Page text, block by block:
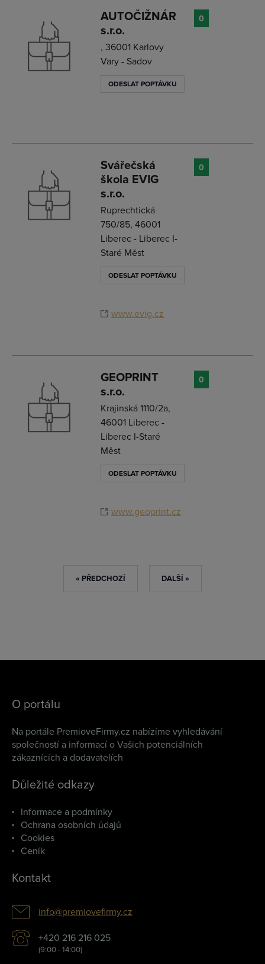
AUTOČIŽNÁR
s.r.o.
, 36001 Karlovy
Vary - Sadov
ODESLAT POPTÁVKU
0
Svářečská
škola EVIG
s.r.o.
Ruprechtická
750/85, 46001
Liberec - Liberec I-
Staré Měst
ODESLAT POPTÁVKU
www.evig.cz
0
GEOPRINT
s.r.o.
Krajinská 1110/2a,
46001 Liberec -
Liberec I-Staré
Měst
ODESLAT POPTÁVKU
www.geoprint.cz
0
« PŘEDCHOZÍ DALŠÍ »
O portálu
Na portále PremioveFirmy.cz nabízíme vyhledávání
společností a informací o Vašich potenciálních
zákaznících a dodavatelích
Důležité odkazy
Informace a podmínky
Ochrana osobních údajů
Cookies
Ceník
Kontakt
info@premiovefirmy.cz
+420 216 216 025
(9:00 - 14:00)